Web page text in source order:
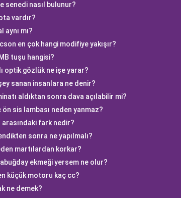
senedi nasıl bulunur?
vardır?
aynı mı?
en çok hangi modifiye yakışır?
tuşu hangisi?
optik gözlük ne işe yarar?
sanan insanlara ne denir?
aldıktan sonra dava açılabilir mi?
ön sis lambası neden yanmaz?
arasındaki fark nedir?
sonra ne yapılmalı?
martılardan korkar?
ekmeği yersem ne olur?
küçük motoru kaç cc?
ne demek?